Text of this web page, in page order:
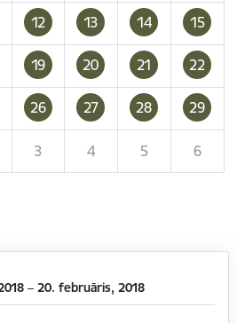
12 13 14 15
19 20 21 22
26 27 28 29
3 4 5 6
– 20. februāris, 2018